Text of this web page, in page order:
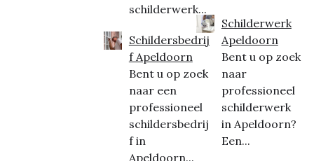
schilderwerk...
Schildersbedrij
f Apeldoorn
Bent u op zoek
naar een
professioneel
schildersbedrij
f in
Apeldoorn...
Schilderwerk
Apeldoorn
Bent u op zoek
naar
professioneel
schilderwerk
in Apeldoorn?
Een...